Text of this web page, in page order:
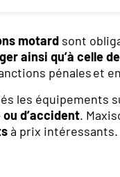
motard sont
ainsi qu’à celle
pénales et
les équipements
d’accident.
à prix intéressants.